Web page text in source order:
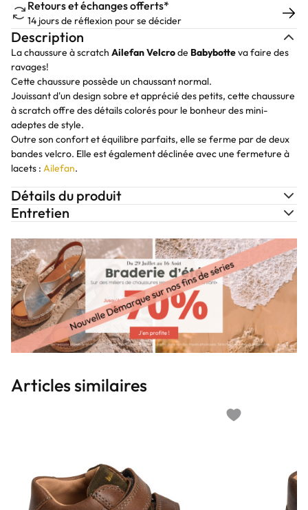
Retours et échanges offerts*
14 jours de réflexion pour se décider
Description
La chaussure à scratch Ailefan Velcrode Babybotteva faire des
ravages!
Cette chaussure possède un chaussant normal.
Jouissant d'un design sobre et apprécié des petits, cette chaussure
à scratch offre des détails colorés pour le bonheur des mini-
adeptes de style.
Outre son confort et équilibre parfaits, elle se ferme par de deux
bandes velcro. Elle est également déclinée avec une fermeture à
lacets : Ailefan.
Détails du produit
Entretien
Articles similaires